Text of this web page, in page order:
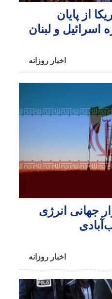
از پایان
و لبنان
اخبار روزانه
جهانی انرژی
اخبار روزانه